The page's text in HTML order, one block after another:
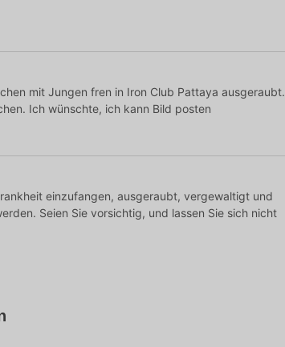
mit Jungen fren in Iron Club Pattaya ausgeraubt.
Ich wünschte, ich kann Bild posten
einzufangen, ausgeraubt, vergewaltigt und
Seien Sie vorsichtig, und lassen Sie sich nicht